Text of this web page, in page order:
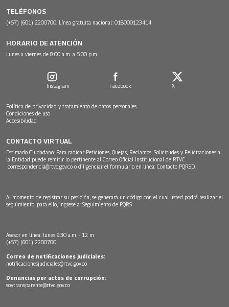
TELÉFONOS
(+57) (601) 2200700. Línea gratuita nacional: 018000123414
HORARIO DE ATENCIÓN
Lunes a viernes de 8:00 a.m. a 5:00 p.m.
Instagram Facebook X
Política de privacidad y tratamiento de datos personales
Condiciones de uso
Accesibilidad
CONTACTO VIRTUAL
Estimado Ciudadano: Para radicar Peticiones, Quejas, Reclamos, Solicitudes y Felicitaciones a
la Entidad puede remitir lo pertinente al Correo Oficial Institucional de RTVC
correspondencia@rtvc.gov.co o diligenciar el formulario en línea: Contacto PQRSD.
Al momento de registrar su petición, se generará un código con el cual usted podrá realizar el
seguimiento, para ello, ingrese a: Seguimiento de PQRS
Asesor en línea: lunes 9:30 a.m. - 12 m
(+57) (601) 2200700
Correo de notificaciones judiciales:
notificacionesjudiciales@rtvc.gov.co
Denuncias por actos de corrupción:
soytransparente@rtvc.gov.co